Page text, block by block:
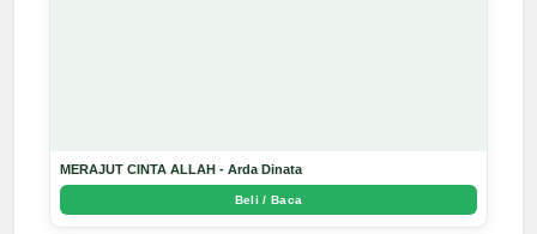
MERAJUT CINTA ALLAH - Arda Dinata
Beli / Baca